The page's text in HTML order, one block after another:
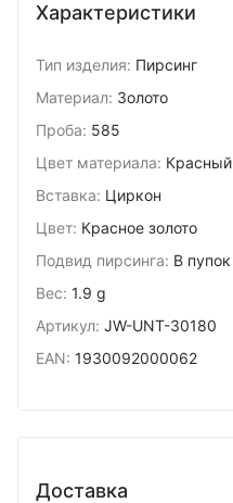
Характеристики
Тип изделия: Пирсинг
Материал: Золото
Проба: 585
Цвет материала: Красный
Вставка: Циркон
Цвет: Красное золото
Подвид пирсинга: В пупок
Вес: 1.9 g
Артикул: JW-UNT-30180
EAN: 1930092000062
Доставка